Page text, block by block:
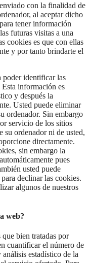
con la finalidad de
al aceptar dicho
tener información
futuras visitas a una
cookies es que con ellas
y por tanto brindarte el
poder identificar las
información es
y después la
Usted puede eliminar
ordenador. Sin embargo
servicio de los sitios
su ordenador ni de usted,
directamente.
sin embargo la
pues
usted puede
declinar las cookies.
algunos de nuestros
web?
bien tratadas por
cuantificar el número de
estadístico de la